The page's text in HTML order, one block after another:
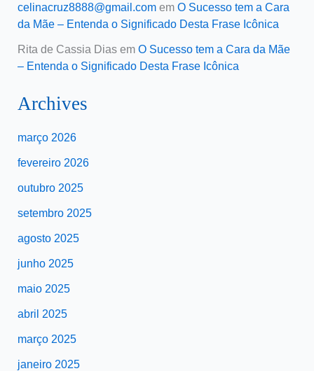
celinacruz8888@gmail.comem O Sucesso tem a Cara
da Mãe – Entenda o Significado Desta Frase Icônica
Rita de Cassia Diasem O Sucesso tem a Cara da Mãe
– Entenda o Significado Desta Frase Icônica
Archives
março 2026
fevereiro 2026
outubro 2025
setembro 2025
agosto 2025
junho 2025
maio 2025
abril 2025
março 2025
janeiro 2025